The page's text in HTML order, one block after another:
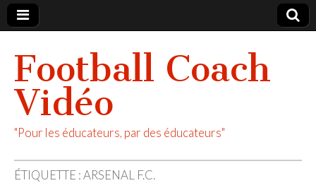
Football Coach
Vidéo
"Pour les éducateurs, par des éducateurs"
ÉTIQUETTE :ARSENAL F.C.